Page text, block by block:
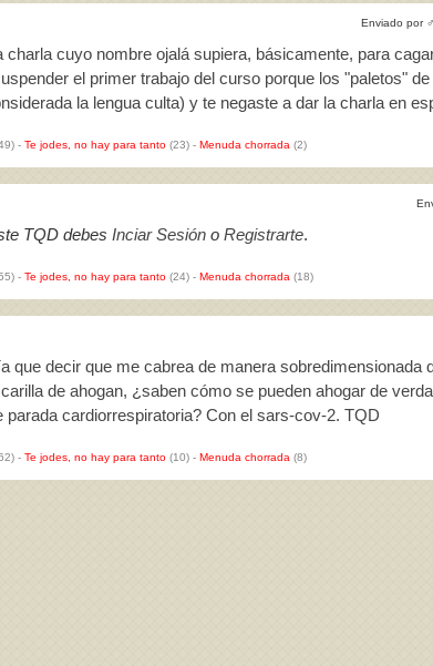
Enviado por ♂
charla cuyo nombre ojalá supiera, básicamente, para
el primer trabajo del curso porque los "paletos"
la lengua culta) y te negaste a dar la charla en
- Te jodes, no hay para tanto (23) - Menuda chorrada (2)
TQD debes Inciar Sesión o Registrarte.
- Te jodes, no hay para tanto (24) - Menuda chorrada (18)
que decir que me cabrea de manera sobredimensionada
de ahogan, ¿saben cómo se pueden ahogar de
parada cardiorrespiratoria? Con el sars-cov-2. TQD
- Te jodes, no hay para tanto (10) - Menuda chorrada (8)